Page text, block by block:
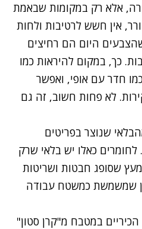
אלא רק במקומות שבאמת
אין חשש לרטיבות ולחות
היום הם רחיצים
כך, במקום להיראות כמו
חדר עם אופי, ואפשר
לא פחות חשוב, זה גם
שנוצר בפריטים
כאלו יש בלאי שרק
מעץ שסופג חבטות ושריטות
שמשמשת כמשטח עבודה
במטבח מ"קרן סטון"